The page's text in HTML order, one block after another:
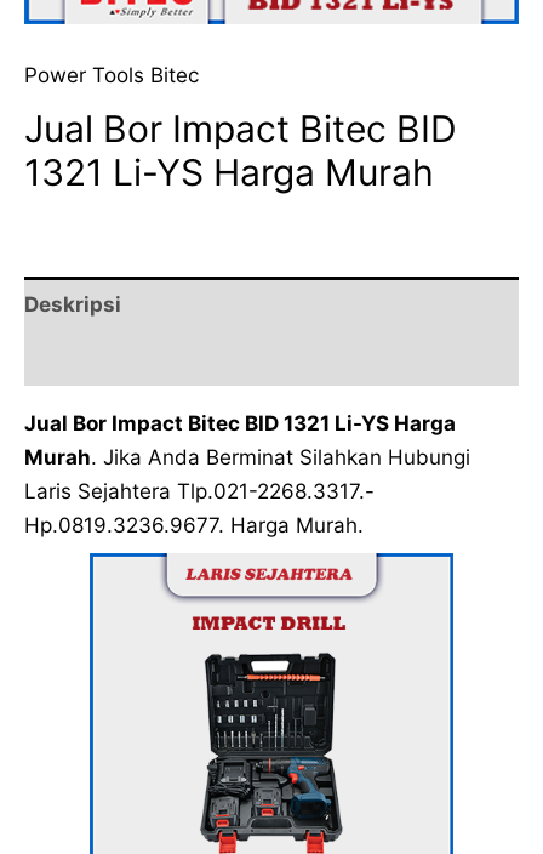
Power Tools Bitec
Jual Bor Impact Bitec BID
1321 Li-YS Harga Murah
Deskripsi
Jual Bor Impact Bitec BID 1321 Li-YS Harga
Murah. Jika Anda Berminat Silahkan Hubungi
Laris Sejahtera Tlp.021-2268.3317.-
Hp.0819.3236.9677. Harga Murah.